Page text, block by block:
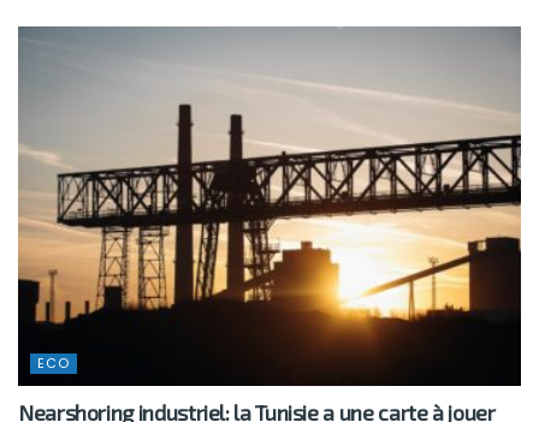
ECO
Nearshoring industriel: la Tunisie a une carte à jouer